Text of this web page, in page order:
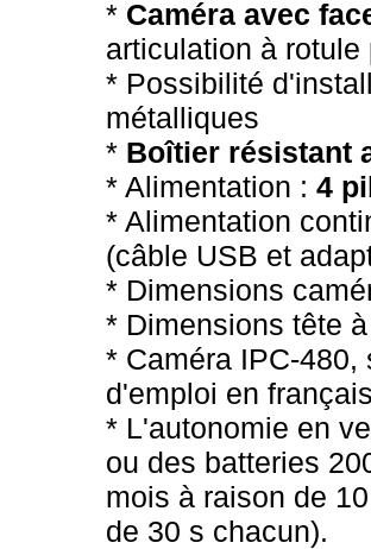
* Caméra avec
articulation à
* Possibilité
métalliques
* Boîtier résistant
* Alimentation : 4
* Alimentation
(câble USB et
* Dimensions
* Dimensions tête
* Caméra IPC-480,
d'emploi en
* L'autonomie en
ou des batteries
mois à raison de
de 30 s chacun).